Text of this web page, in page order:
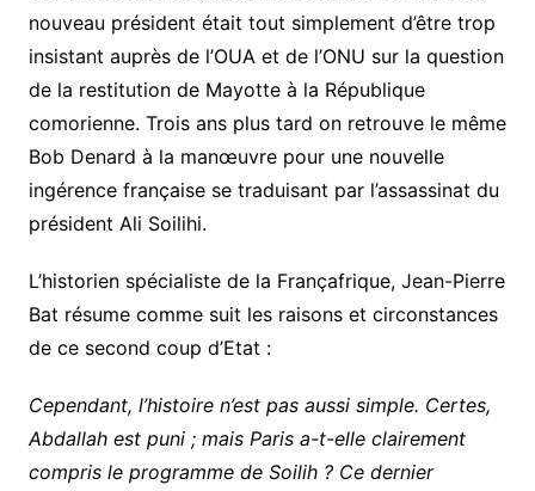
nouveau président était tout simplement d’être trop
insistant auprès de l’OUA et de l’ONU sur la question
de la restitution de Mayotte à la République
comorienne. Trois ans plus tard on retrouve le même
Bob Denard à la manœuvre pour une nouvelle
ingérence française se traduisant par l’assassinat du
président Ali Soilihi.
L’historien spécialiste de la Françafrique, Jean-Pierre
Bat résume comme suit les raisons et circonstances
de ce second coup d’Etat :
Cependant, l’histoire n’est pas aussi simple. Certes,
Abdallah est puni ; mais Paris a-t-elle clairement
compris le programme de Soilih ? Ce dernier